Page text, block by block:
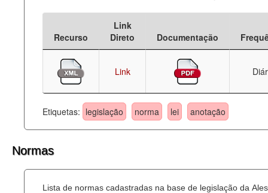
Processo Legislativo
Deputados Estaduais
Administração
Legislação
Perguntas frequentes
Contato
Recurso
Link
Direto
Documentação
Link
Etiquetas: legislação norma lei anotação
Normas
Lista de normas cadastradas na base de legislação da